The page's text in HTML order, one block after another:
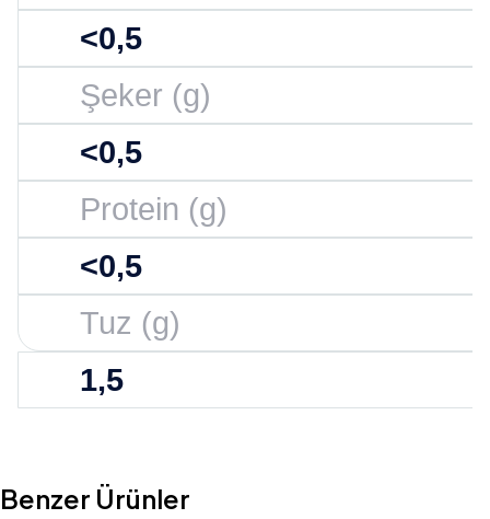
<0,5
Şeker (g)
<0,5
Protein (g)
<0,5
Tuz (g)
1,5
Benzer Ürünler